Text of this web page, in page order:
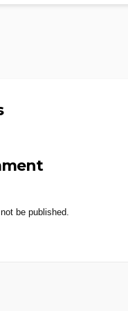
be published.